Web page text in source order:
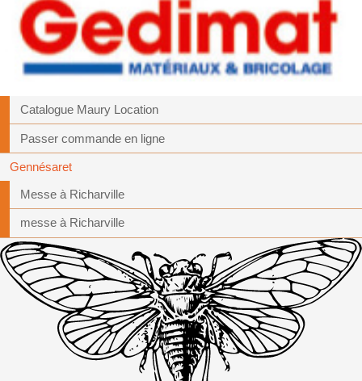
Catalogue Maury Location
Passer commande en ligne
Gennésaret
Messe à Richarville
messe à Richarville